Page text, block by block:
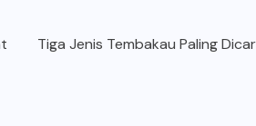
Tiga Jenis Tembakau Paling